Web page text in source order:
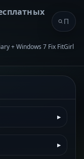
+ Windows 7 Fix FitGirl
▸
▸